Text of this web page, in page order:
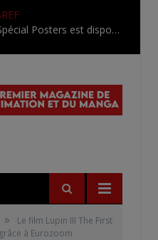
L’AnimeLand Hors-Série – Spécial Posters est disponible !
»
Le film Lupin III The First
à Eurozoom